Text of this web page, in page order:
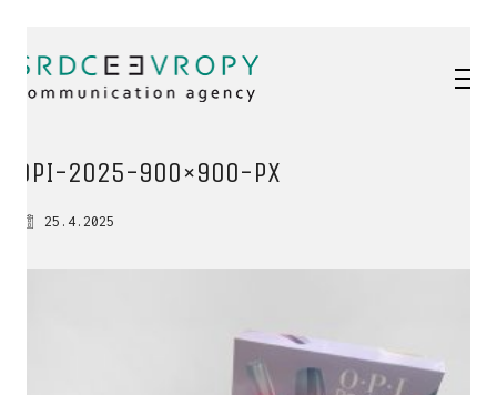
OPI-2025-900×900-px
25.4.2025